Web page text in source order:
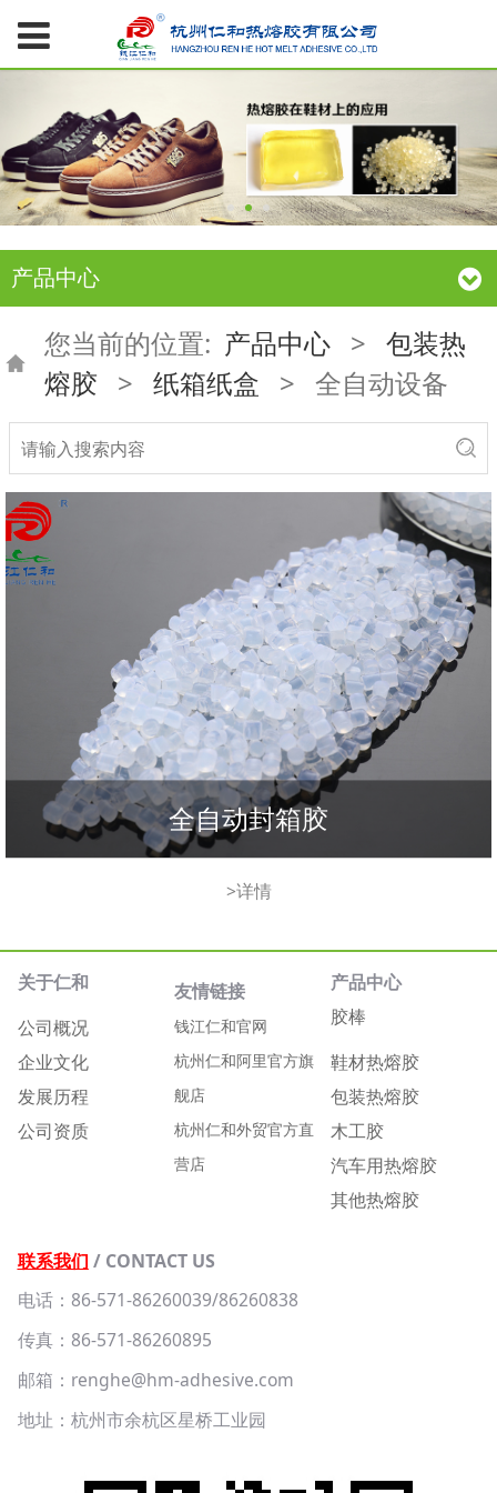
产品中心
您当前的位置: 产品中心 > 包装热
熔胶
> 纸箱纸盒 > 全自动设备
全自动封箱胶
>详情
关于仁和
公司概况
企业文化
发展历程
公司资质
友情链接
钱江仁和官网
杭州仁和阿里官方旗
舰店
杭州仁和外贸官方直
营店
产品中心
胶棒
鞋材热熔胶
包装热熔胶
木工胶
汽车用热熔胶
其他热熔胶
联系我们 / CONTACT US
电话：86-571-86260039/86260838
传真：86-571-86260895
邮箱：renghe@hm-adhesive.com
地址：杭州市余杭区星桥工业园